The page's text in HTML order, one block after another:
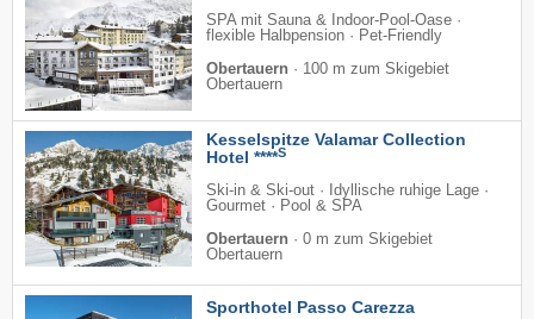
SPA mit Sauna & Indoor-Pool-Oase ·
flexible Halbpension · Pet-Friendly
Obertauern · 100 m zum Skigebiet
Obertauern
Kesselspitze Valamar Collection
Hotel ****S
Ski-in & Ski-out · Idyllische ruhige Lage ·
Gourmet · Pool & SPA
Obertauern · 0 m zum Skigebiet
Obertauern
Sporthotel Passo Carezza